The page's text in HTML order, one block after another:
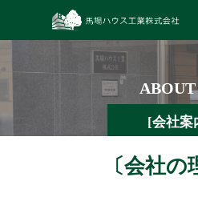
[会社案
ABOUT
〔会社の